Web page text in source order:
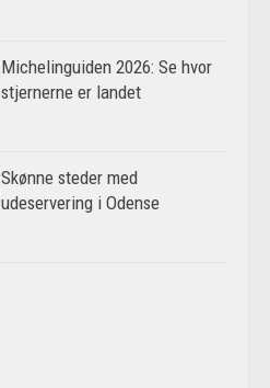
Michelinguiden 2026: Se hvor
stjernerne er landet
Skønne steder med
udeservering i Odense